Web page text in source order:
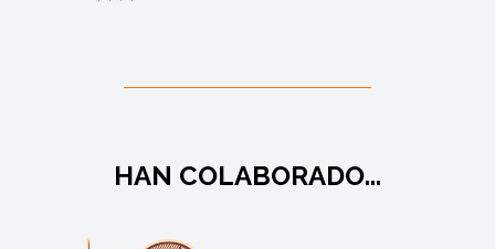
HAN COLABORADO...